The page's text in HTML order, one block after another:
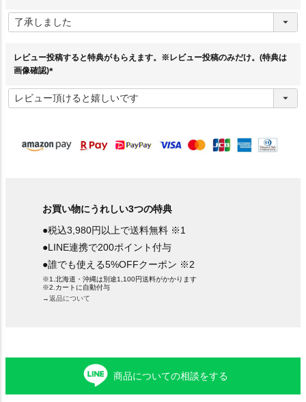
須
レビュー投稿すると特典がもらえます。※レビュー投稿のみだけ。(特典は
画像確認)
必
須
お買い物にうれしい3つの特典
●税込3,980円以上で送料無料 ※1
●LINE連携で200ポイント付与
●誰でも使える5%OFFクーポン ※2
※1.北海道・沖縄は別途1,100円送料がかかります
※2.カートに自動付与
→返品について
商品についての相談をする